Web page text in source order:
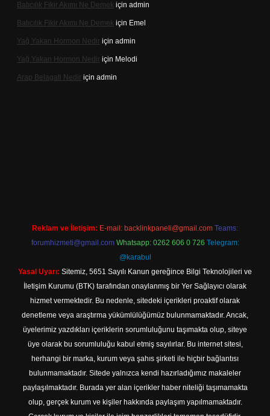
Batıcılık Fikir Akımı Ne Demek için admin
Batıcılık Fikir Akımı Ne Demek için Emel
Yağ Yakan Hormon Nedir için admin
Yağ Yakan Hormon Nedir için Melodi
Arap Belagati Nedir için admin
Reklam ve İletişim: E-mail: backlinkpaneli@gmail.com Teams:
forumhizmeti@gmail.com Whatsapp: 0262 606 0 726 Telegram:
@karabul
Yasal Uyarı: Sitemiz, 5651 Sayılı Kanun gereğince Bilgi Teknolojileri ve
İletişim Kurumu (BTK) tarafından onaylanmış bir Yer Sağlayıcı olarak
hizmet vermektedir. Bu nedenle, sitedeki içerikleri proaktif olarak
denetleme veya araştırma yükümlülüğümüz bulunmamaktadır. Ancak,
üyelerimiz yazdıkları içeriklerin sorumluluğunu taşımakta olup, siteye
üye olarak bu sorumluluğu kabul etmiş sayılırlar. Bu internet sitesi,
herhangi bir marka, kurum veya şahıs şirketi ile hiçbir bağlantısı
bulunmamaktadır. Sitede yalnızca kendi hazırladığımız makaleler
paylaşılmaktadır. Burada yer alan içerikler haber niteliği taşımamakta
olup, gerçek kurum ve kişiler hakkında paylaşım yapılmamaktadır.